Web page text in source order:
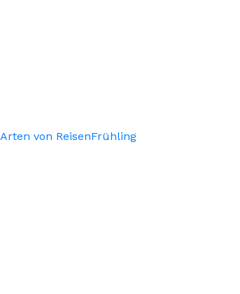
Arten von ReisenFrühling